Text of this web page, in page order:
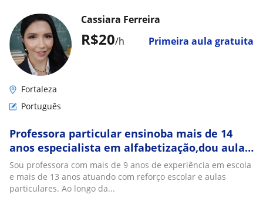
R$20/h Primeira aula gratuita
Cassiara Ferreira
Fortaleza
Português
Professora particular ensinoba mais de 14
anos especialista em alfabetização,dou aulas
presenciais e online
Sou professora com mais de 9 anos de experiência em escola
e mais de 13 anos atuando com reforço escolar e aulas
particulares. Ao longo da...